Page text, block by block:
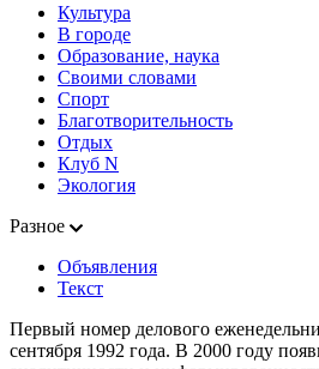
Культура
В городе
Образование, наука
Своими словами
Спорт
Благотворительность
Отдых
Клуб N
Экология
Разное
Объявления
Текст
Первый номер делового
сентября 1992 года. В 2000 году